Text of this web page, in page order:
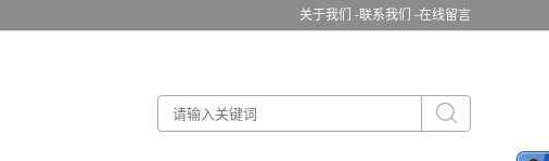
关于我们 -联系我们 -在线留言